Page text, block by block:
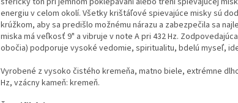
energiu v celom okolí. Všetky krištáľové spievajúce misky sú
krúžkom, aby sa predišlo možnému nárazu a zabezpečila sa
miska má veľkosť 9" a vibruje v note A pri 432 Hz.
obočia) podporuje vysoké vedomie, spiritualitu, bdelú myseľ,
Vyrobené z vysoko čistého kremeňa, matno biele, extrémne
Hz, vzácny kameň: kremeň.